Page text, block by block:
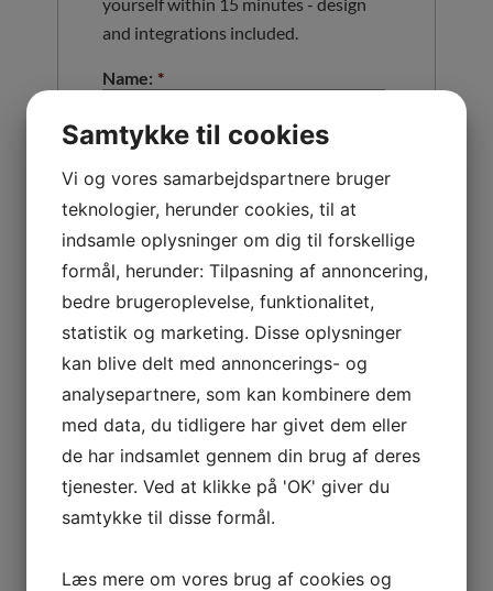
and integrations included.
Name: *
Phone: *
Company: *
*
I acceptSkyViewCRM´s privacy
Samtykke til cookies
Vi og vores samarbejdspartnere bruger
teknologier, herunder cookies, til at
indsamle oplysninger om dig til forskellige
formål, herunder: Tilpasning af annoncering,
bedre brugeroplevelse, funktionalitet,
statistik og marketing. Disse oplysninger
kan blive delt med annoncerings- og
analysepartnere, som kan kombinere dem
med data, du tidligere har givet dem eller
de har indsamlet gennem din brug af deres
tjenester. Ved at klikke på 'OK' giver du
samtykke til disse formål.
Læs mere om vores brug af cookies og